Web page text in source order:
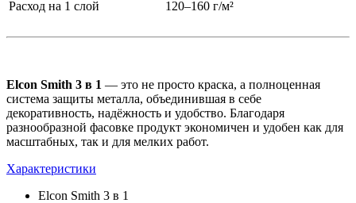
Расход на 1 слой
120–160 г/м²
Elcon Smith 3 в 1 — это не просто краска, а полноценная
система защиты металла, объединившая в себе
декоративность, надёжность и удобство. Благодаря
разнообразной фасовке продукт экономичен и удобен как для
масштабных, так и для мелких работ.
Характеристики
Elcon Smith 3 в 1